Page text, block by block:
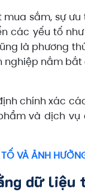
sắm, sự
các yếu tố
là phương
nắm
chính xác
và dịch
VÀ ẢNH
dữ liệu